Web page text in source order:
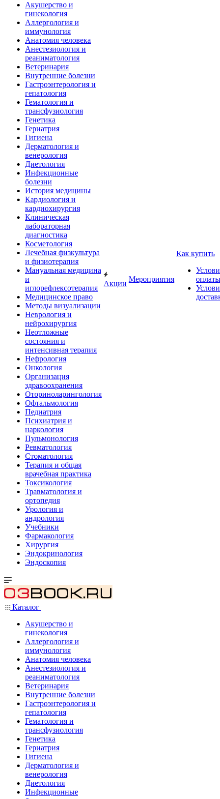
Акушерство и
гинекология
Аллергология и
иммунология
Анатомия человека
Анестезиология и
реаниматология
Ветеринария
Внутренние болезни
Гастроэнтерология и
гепатология
Гематология и
трансфузиология
Генетика
Гериатрия
Гигиена
Дерматология и
венерология
Диетология
Инфекционные
болезни
История медицины
Кардиология и
кардиохирургия
Клиническая
лабораторная
диагностика
Косметология
Лечебная физкультура
и физиотерапия
Мануальная медицина
и
иглорефлексотерапия
Медицинское право
Методы визуализации
Неврология и
нейрохирургия
Неотложные
состояния и
интенсивная терапия
Нефрология
Онкология
Организация
здравоохранения
Оториноларингология
Офтальмология
Педиатрия
Психиатрия и
наркология
Пульмонология
Ревматология
Стоматология
Терапия и общая
врачебная практика
Токсикология
Травматология и
ортопедия
Урология и
андрология
Учебники
Фармакология
Хирургия
Эндокринология
Эндоскопия
Акции
Мероприятия
Как купить
оплаты
Каталог
Акушерство и
гинекология
Аллергология и
иммунология
Анатомия человека
Анестезиология и
реаниматология
Ветеринария
Внутренние болезни
Гастроэнтерология и
гепатология
Гематология и
трансфузиология
Генетика
Гериатрия
Гигиена
Дерматология и
венерология
Диетология
Инфекционные